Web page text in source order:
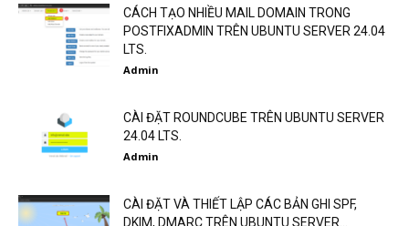
CÁCH TẠO NHIỀU MAIL DOMAIN TRONG
POSTFIXADMIN TRÊN UBUNTU SERVER 24.04
LTS.
Admin
CÀI ĐẶT ROUNDCUBE TRÊN UBUNTU SERVER
24.04 LTS.
Admin
CÀI ĐẶT VÀ THIẾT LẬP CÁC BẢN GHI SPF,
DKIM, DMARC TRÊN UBUNTU SERVER...